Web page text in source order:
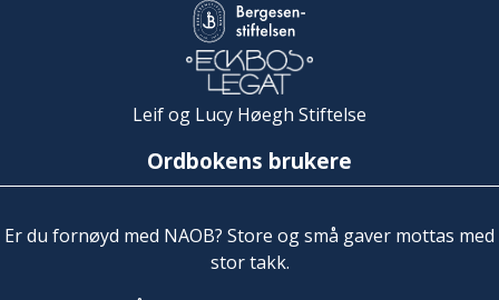
Leif og Lucy Høegh Stiftelse
Ordbokens brukere
Er du fornøyd med NAOB? Store og små gaver mottas med
stor takk.